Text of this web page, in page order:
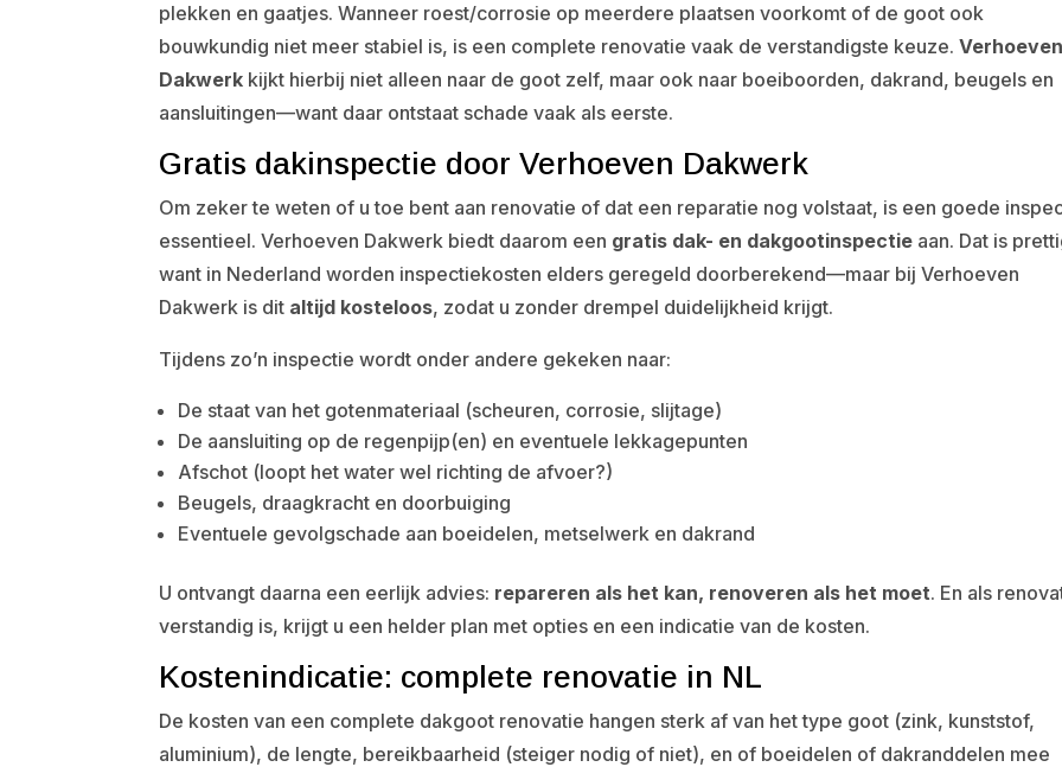
plekken en gaatjes. Wanneer roest/corrosie op meerdere plaatsen voorkomt of de goot ook
bouwkundig niet meer stabiel is, is een complete renovatie vaak de verstandigste keuze.Verhoeven
Dakwerk kijkt hierbij niet alleen naar de goot zelf, maar ook naar boeiboorden, dakrand, beugels en
aansluitingen—want daar ontstaat schade vaak als eerste.
Gratis dakinspectie door Verhoeven Dakwerk
Om zeker te weten of u toe bent aan renovatie of dat een reparatie nog volstaat, is een goede
essentieel. Verhoeven Dakwerk biedt daarom een gratis dak- en dakgootinspectie aan. Dat is
want in Nederland worden inspectiekosten elders geregeld doorberekend—maar bij Verhoeven
Dakwerk is dit altijd kosteloos, zodat u zonder drempel duidelijkheid krijgt.
Tijdens zo’n inspectie wordt onder andere gekeken naar:
De staat van het gotenmateriaal (scheuren, corrosie, slijtage)
De aansluiting op de regenpijp(en) en eventuele lekkagepunten
Afschot (loopt het water wel richting de afvoer?)
Beugels, draagkracht en doorbuiging
Eventuele gevolgschade aan boeidelen, metselwerk en dakrand
U ontvangt daarna een eerlijk advies: repareren als het kan, renoveren als het moet. En als
verstandig is, krijgt u een helder plan met opties en een indicatie van de kosten.
Kostenindicatie: complete renovatie in NL
De kosten van een complete dakgoot renovatie hangen sterk af van het type goot (zink, kunststof,
aluminium), de lengte, bereikbaarheid (steiger nodig of niet), en of boeidelen of dakranddelen mee